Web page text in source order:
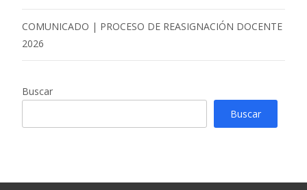
COMUNICADO | PROCESO DE REASIGNACIÓN DOCENTE
2026
Buscar
Buscar